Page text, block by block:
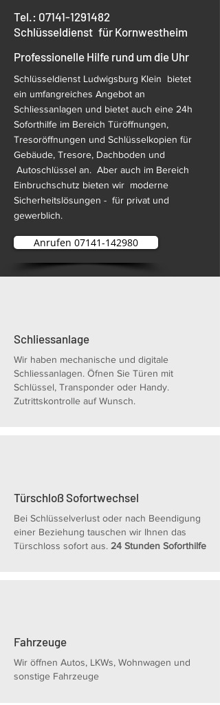
Tel.: 07141-1291482
Schlüsseldienst für Kornwestheim
Professionelle Hilfe rund um die Uhr
Schlüsseldienst Ludwigsburg Klein bietet
ein umfangreiches Angebot an
Schliessanlagen und bietet auch eine 24h
Soforthilfe im Bereich Türöffnungen,
Tresoröffnungen und Schlüsselkopien für
Gebäude, Tresore, Dachboden und
Autoschlüssel an. Aber auch im Bereich
Einbruchschutz bieten wir moderne
Sicherheitslösungen - für privat und
gewerblich.
Anrufen 07141-142980
Schliessanlage
Wir haben mechanische und digitale
Schliessanlagen. Öfnen Sie Türen mit
Schlüssel, Transponder oder Handy.
Zutrittskontrolle auf Wunsch.
Türschloß Sofortwechsel
Bei Schlüsselverlust oder nach Beendigung
einer Beziehung tauschen wir Ihnen das
Türschloss sofort aus. 24 Stunden Soforthilfe
Fahrzeuge
Wir öffnen Autos, LKWs, Wohnwagen und
sonstige Fahrzeuge